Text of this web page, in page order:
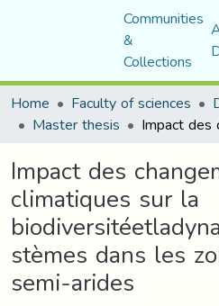
Communities
&
Collections
Home
Faculty of sciences
Master thesis
Impact des
climatiques sur la
stèmes dans les
semi-arides